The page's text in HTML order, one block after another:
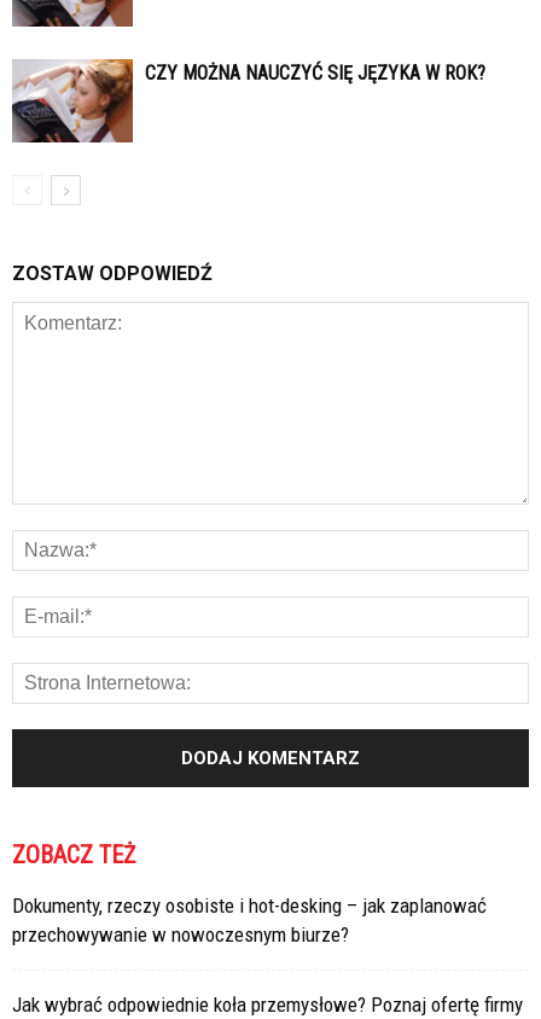
CZY MOŻNA NAUCZYĆ SIĘ JĘZYKA W ROK?
ZOSTAW ODPOWIEDŹ
ZOBACZ TEŻ
Dokumenty, rzeczy osobiste i hot-desking – jak zaplanować
przechowywanie w nowoczesnym biurze?
Jak wybrać odpowiednie koła przemysłowe? Poznaj ofertę firmy